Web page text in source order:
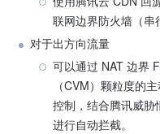
联网边界防火墙（串
对于出方向流量
可以通过 NAT 边界
（CVM）颗粒度的
控制，结合腾讯威胁
进行自动拦截。